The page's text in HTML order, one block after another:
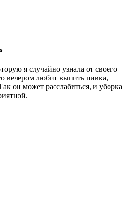
я случайно узнала от своего
вечером любит выпить пивка,
он может расслабиться, и уборка